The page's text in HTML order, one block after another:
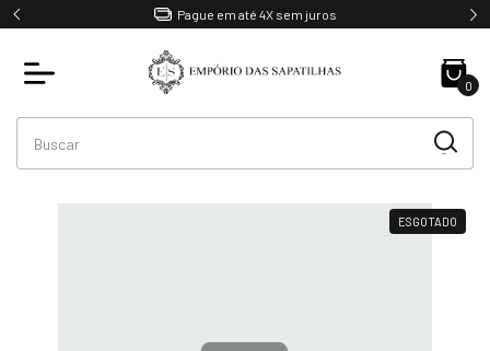
Pague em até 4X sem juros
0
ESGOTADO